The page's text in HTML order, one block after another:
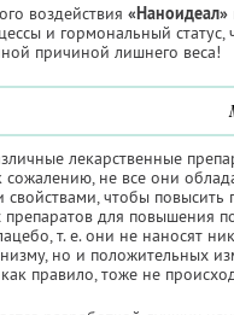
воздействия «Наноидеал»
и гормональный статус,
причиной лишнего веса!
лекарственные
сожалению, не все они
чтобы повысить
препаратов для повышения
т. е. они не наносят
но и положительных
правило, тоже не